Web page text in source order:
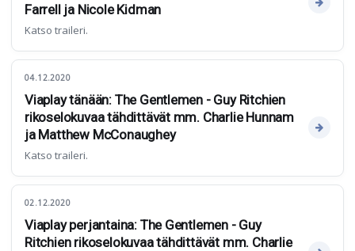
Farrell ja Nicole Kidman
Katso traileri.
04.12.2020
Viaplay tänään: The Gentlemen - Guy Ritchien
rikoselokuvaa tähdittävät mm. Charlie Hunnam
ja Matthew McConaughey
Katso traileri.
02.12.2020
Viaplay perjantaina: The Gentlemen - Guy
Ritchien rikoselokuvaa tähdittävät mm. Charlie